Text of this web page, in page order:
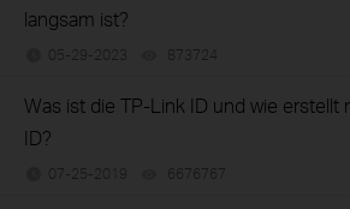
langsam ist?
05-29-2023 873724
Was ist die TP-Link ID und wie erstellt
ID?
07-25-2019 6676767